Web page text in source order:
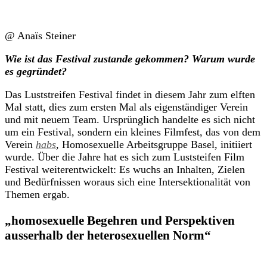
@ Anaïs Steiner
Wie ist das Festival zustande gekommen? Warum wurde
es gegründet?
Das Luststreifen Festival findet in diesem Jahr zum elften
Mal statt, dies zum ersten Mal als eigenständiger Verein
und mit neuem Team. Ursprünglich handelte es sich nicht
um ein Festival, sondern ein kleines Filmfest, das von dem
Verein habs, Homosexuelle Arbeitsgruppe Basel, initiiert
wurde. Über die Jahre hat es sich zum Luststeifen Film
Festival weiterentwickelt: Es wuchs an Inhalten, Zielen
und Bedürfnissen woraus sich eine Intersektionalität von
Themen ergab.
„homosexuelle Begehren und Perspektiven
ausserhalb der heterosexuellen Norm“